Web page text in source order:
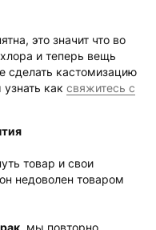
это значит что во
и теперь вещь
сделать кастомизацию
как свяжитесь с
товар и свои
недоволен товаром